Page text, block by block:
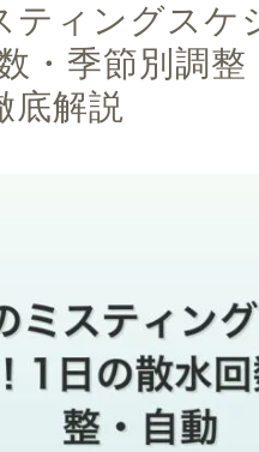
ティングスケ
・季節別調
底解説